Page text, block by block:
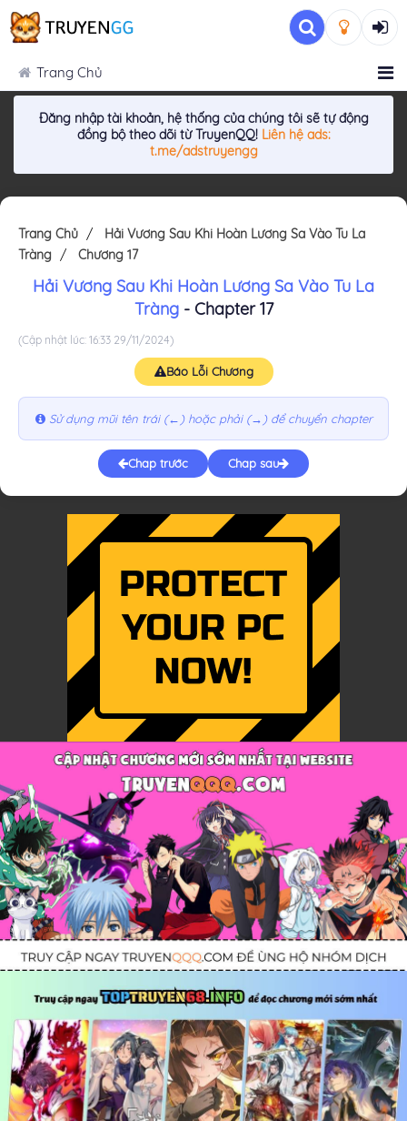
Trang Chủ
Đăng nhập tài khoản, hệ thống của chúng tôi sẽ tự động
đồng bộ theo dõi từ TruyenQQ! Liên hệ ads:
t.me/adstruyengg
Trang Chủ
Hải Vương Sau Khi Hoàn Lương Sa Vào Tu La
Tràng
Chương 17
Hải Vương Sau Khi Hoàn Lương Sa Vào Tu La
Tràng- Chapter 17
(Cập nhật lúc: 16:33 29/11/2024)
Báo Lỗi Chương
Sử dụng mũi tên trái (←) hoặc phải (→) để chuyển chapter
Chap trước Chap sau